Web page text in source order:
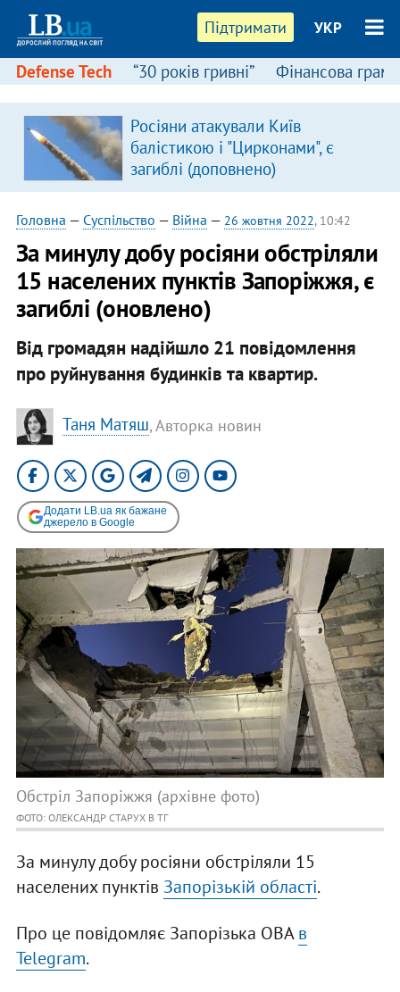
Підтримати УКР
Defense Tech “30 років гривні” Фінансова
Росіяни атакували Київ
балістикою і "Цирконами", є
загиблі (доповнено)
Головна — Суспільство — Війна — 26 жовтня 2022, 10:42
​За минулу добу росіяни обстріляли
15 населених пунктів Запоріжжя, є
загиблі (оновлено)
Від громадян надійшло 21 повідомлення
про руйнування будинків та квартир.
Таня Матяш, Авторка новин
Додати LB.ua як бажане
джерело в Google
Обстріл Запоріжжя (архівне фото)
ФОТО: ОЛЕКСАНДР СТАРУХ В ТГ
За минулу добу росіяни обстріляли 15
населених пунктів Запорізькій області.
Про це повідомляє Запорізька ОВАв
Telegram.